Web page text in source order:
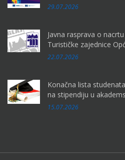
29.07.2026
Javna rasprava o
Turističke zajednice
22.07.2026
Konačna lista
na stipendiju u
15.07.2026